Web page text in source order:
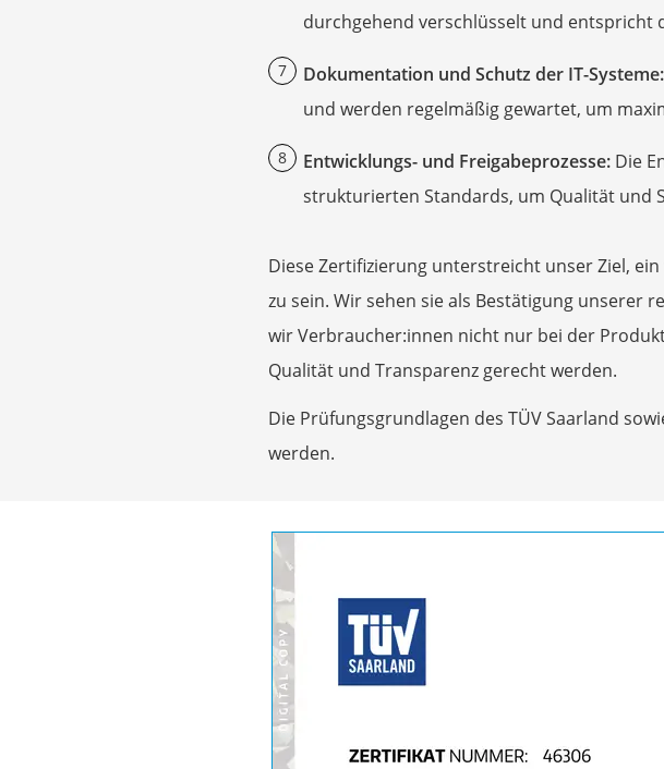
Überwachungskamera
Benzinrasenmäher mit Elektrostart
Akku-Laubsauger
Multimeter
Braun Rasierer
Masturbator
Epilierer
Reisehaartrockner
Eiweißpulver
durchgehend verschlüsselt und entspricht
Dokumentation und Schutz der IT-Systeme:
und werden regelmäßig gewartet, um
Entwicklungs- und Freigabeprozesse: Die
strukturierten Standards, um Qualität und
Diese Zertifizierung unterstreicht unser Ziel, ein
zu sein. Wir sehen sie als Bestätigung unserer
wir Verbraucher:innen nicht nur bei der
Qualität und Transparenz gerecht werden.
Die Prüfungsgrundlagen des TÜV Saarland
werden.